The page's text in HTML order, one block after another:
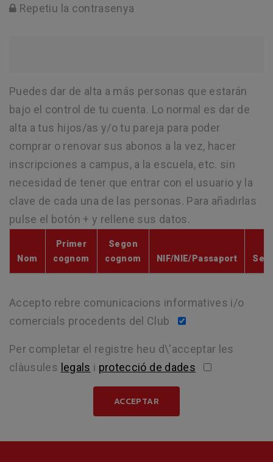
Repetiu la contrasenya
Puedes dar de alta a más personas que estarán
bajo el control de tu cuenta. Lo normal es dar de
alta a tus hijos/as y/o tu pareja para poder
comprar o renovar sus abonos a la vez, hacer
inscripciones a campus, a la escuela, etc. sin
necesidad de tener que entrar con el usuario y la
clave de cada una de las personas. Para añadirlas
pulse el botón + y rellene sus datos.
Nom
Primer
cognom
Segon
cognom
NIF/NIE/Passaport
Accepto rebre comunicacions informatives i/o
comercials procedents del Club
Per completar el registre heu d\'acceptar les
clàusules legals i protecció de dades